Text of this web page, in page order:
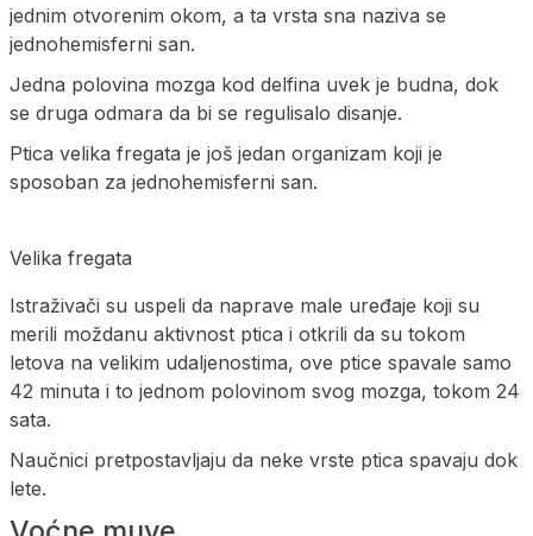
jednim otvorenim okom, a ta vrsta sna naziva se
jednohemisferni san.
Jedna polovina mozga kod delfina uvek je budna, dok
se druga odmara da bi se regulisalo disanje.
Ptica velika fregata je još jedan organizam koji je
sposoban za jednohemisferni san.
Velika fregata
Istraživači su uspeli da naprave male uređaje koji su
merili moždanu aktivnost ptica i otkrili da su tokom
letova na velikim udaljenostima, ove ptice spavale samo
42 minuta i to jednom polovinom svog mozga, tokom 24
sata.
Naučnici pretpostavljaju da neke vrste ptica spavaju dok
lete.